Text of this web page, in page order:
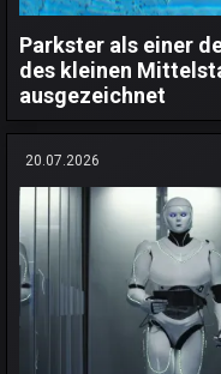
Parkster als einer
des kleinen
ausgezeichnet
20.07.2026